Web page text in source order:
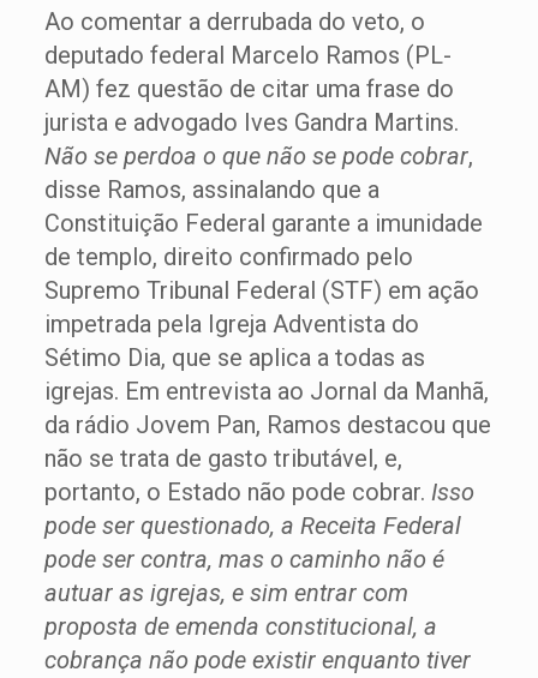
Ao comentar a derrubada do veto, o
deputado federal Marcelo Ramos (PL-
AM) fez questão de citar uma frase do
jurista e advogado Ives Gandra Martins.
Não se perdoa o que não se pode cobrar,
disse Ramos, assinalando que a
Constituição Federal garante a imunidade
de templo, direito confirmado pelo
Supremo Tribunal Federal (STF) em ação
impetrada pela Igreja Adventista do
Sétimo Dia, que se aplica a todas as
igrejas. Em entrevista ao Jornal da Manhã,
da rádio Jovem Pan, Ramos destacou que
não se trata de gasto tributável, e,
portanto, o Estado não pode cobrar. Isso
pode ser questionado, a Receita Federal
pode ser contra, mas o caminho não é
autuar as igrejas, e sim entrar com
proposta de emenda constitucional, a
cobrança não pode existir enquanto tiver